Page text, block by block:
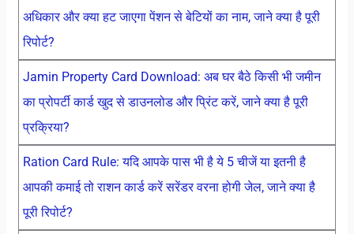
अधिकार और क्या हट जाएगा पेंशन से बेटियों का नाम, जाने क्या है पूरी
रिपोर्ट?
Jamin Property Card Download: अब घर बैठे किसी भी जमीन
का प्रोपर्टी कार्ड खुद से डाउनलोड और प्रिंट करें, जाने क्या है पूरी
प्रक्रिया?
Ration Card Rule: यदि आपके पास भी है ये 5 चीजें या इतनी है
आपकी कमाई तो राशन कार्ड करें सरेंडर वरना होगी जेल, जाने क्या है
पूरी रिपोर्ट?